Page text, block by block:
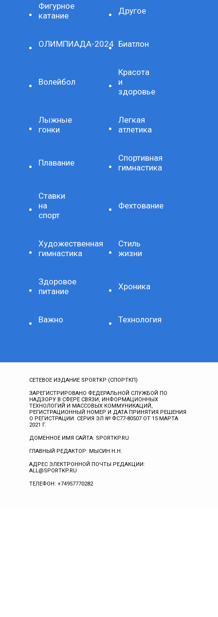
Фигурное
катание
Другое
ОЛИМПИАДА-2024 Биатлон
Волейбол
Красота
и
здоровье
Лыжные
гонки
Легкая
атлетика
Плавание
Спортивная
гимнастика
Ставки
на
спорт
Фехтование
Художественная
гимнастика
Стиль
жизни
Здоровое
питание
Хроника
Важно Технология
СЕТЕВОЕ ИЗДАНИЕ SPORTKP (СПОРТКП)
ЗАРЕГИСТРИРОВАНО ФЕДЕРАЛЬНОЙ СЛУЖБОЙ ПО
НАДЗОРУ В СФЕРЕ СВЯЗИ, ИНФОРМАЦИОННЫХ
ТЕХНОЛОГИЙ И МАССОВЫХ КОММУНИКАЦИЙ,
РЕГИСТРАЦИОННЫЙ НОМЕР И ДАТА ПРИНЯТИЯ РЕШЕНИЯ
О РЕГИСТРАЦИИ: СЕРИЯ ЭЛ № ФС77-80507 ОТ 15 МАРТА
2021 Г.
ДОМЕННОЕ ИМЯ САЙТА: SPORTKP.RU
ГЛАВНЫЙ РЕДАКТОР: МЫСИН Н.Н.
АДРЕС ЭЛЕКТРОННОЙ ПОЧТЫ РЕДАКЦИИ:
ALL@SPORTKP.RU
ТЕЛЕФОН: +74957770282